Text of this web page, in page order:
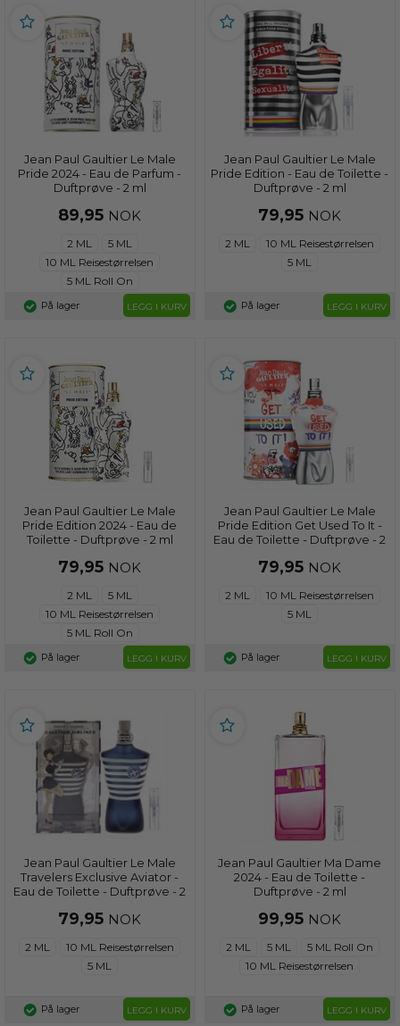
Jean Paul Gaultier Le Male
Pride 2024 - Eau de Parfum -
Duftprøve - 2 ml
89,95 NOK
2 ML
5 ML
10 ML Reisestørrelsen
5 ML Roll On
På lager LEGG I KURV
Jean Paul Gaultier Le Male
Pride Edition - Eau de Toilette -
Duftprøve - 2 ml
79,95 NOK
2 ML
10 ML Reisestørrelsen
5 ML
På lager LEGG I KURV
Jean Paul Gaultier Le Male
Pride Edition 2024 - Eau de
Toilette - Duftprøve - 2 ml
79,95 NOK
2 ML
5 ML
10 ML Reisestørrelsen
5 ML Roll On
På lager LEGG I KURV
Jean Paul Gaultier Le Male
Pride Edition Get Used To It -
Eau de Toilette - Duftprøve - 2
79,95 NOK
2 ML
10 ML Reisestørrelsen
5 ML
På lager LEGG I KURV
Jean Paul Gaultier Le Male
Travelers Exclusive Aviator -
Eau de Toilette - Duftprøve - 2
79,95 NOK
2 ML
10 ML Reisestørrelsen
5 ML
På lager LEGG I KURV
Jean Paul Gaultier Ma Dame
2024 - Eau de Toilette -
Duftprøve - 2 ml
99,95 NOK
2 ML 5 ML
5 ML Roll On
10 ML Reisestørrelsen
På lager LEGG I KURV